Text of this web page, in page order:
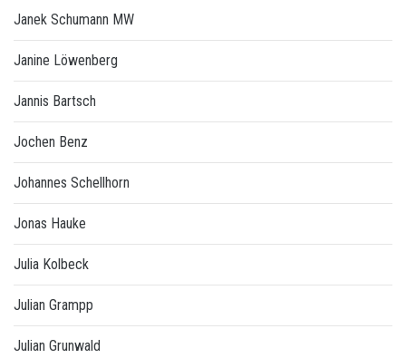
Janek Schumann MW
Janine Löwenberg
Jannis Bartsch
Jochen Benz
Johannes Schellhorn
Jonas Hauke
Julia Kolbeck
Julian Grampp
Julian Grunwald